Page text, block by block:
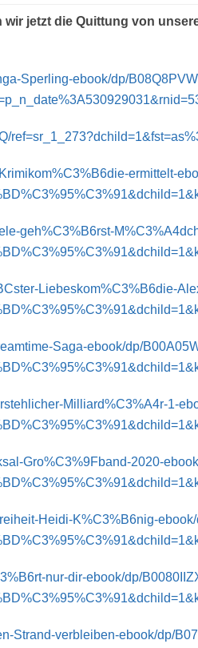
jetzt die Quittung von
Sperling-ebook/dp/
ermittelt-
geh%C3%B6rst-
Liebeskom%C3%B6die-
Saga-ebook/dp/
Milliard%C3%A4r-1-
Gro%C3%9Fband-2020-
Heidi-K%C3%B6nig-
nur-dir-ebook/dp/
Strand-verbleiben-ebook/dp/
from url https://forum.xtme.de/wp-